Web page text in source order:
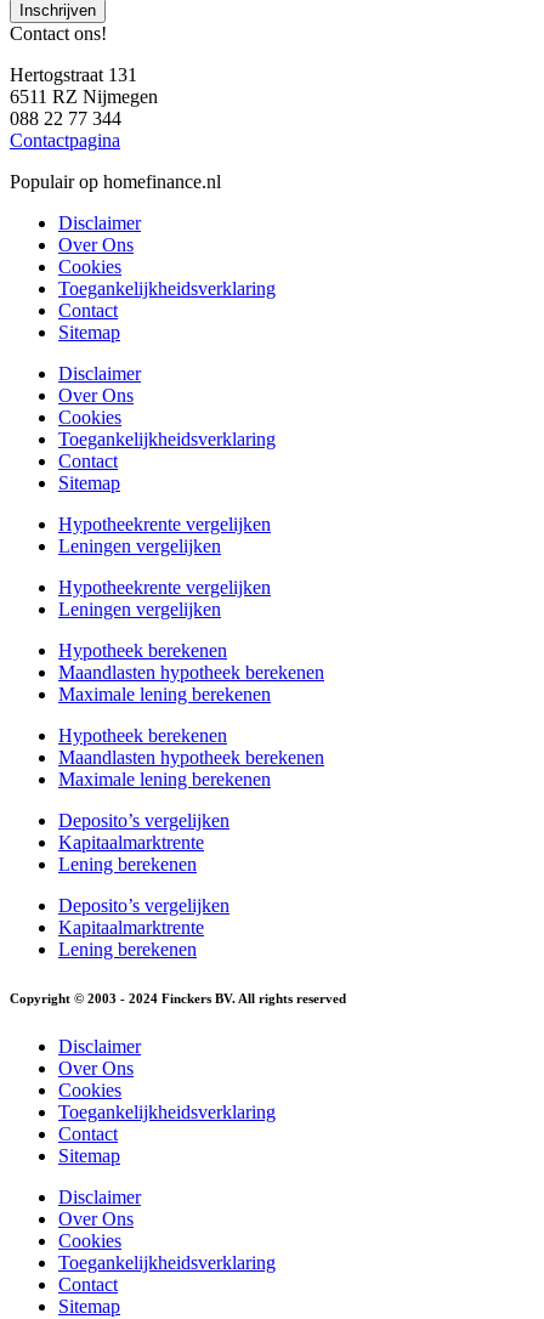
Inschrijven
Contact ons!
Hertogstraat 131
6511 RZ Nijmegen
088 22 77 344
Contactpagina
Populair op homefinance.nl
Disclaimer
Over Ons
Cookies
Toegankelijkheidsverklaring
Contact
Sitemap
Disclaimer
Over Ons
Cookies
Toegankelijkheidsverklaring
Contact
Sitemap
Hypotheekrente vergelijken
Leningen vergelijken
Hypotheekrente vergelijken
Leningen vergelijken
Hypotheek berekenen
Maandlasten hypotheek berekenen
Maximale lening berekenen
Hypotheek berekenen
Maandlasten hypotheek berekenen
Maximale lening berekenen
Deposito’s vergelijken
Kapitaalmarktrente
Lening berekenen
Deposito’s vergelijken
Kapitaalmarktrente
Lening berekenen
Copyright © 2003 - 2024 Finckers BV. All rights reserved
Disclaimer
Over Ons
Cookies
Toegankelijkheidsverklaring
Contact
Sitemap
Disclaimer
Over Ons
Cookies
Toegankelijkheidsverklaring
Contact
Sitemap